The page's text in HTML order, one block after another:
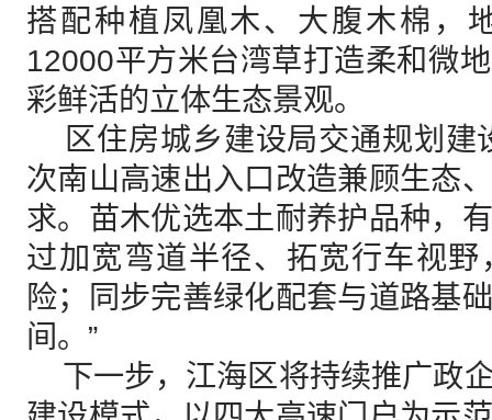
搭配种植凤凰木、大腹木棉，
12000平方米台湾草打造柔和微
彩鲜活的立体生态景观。
区住房城乡建设局交通规划建
次南山高速出入口改造兼顾生态
求。苗木优选本土耐养护品种，
过加宽弯道半径、拓宽行车视
险；同步完善绿化配套与道路基
间。”
下一步，江海区将持续推广政